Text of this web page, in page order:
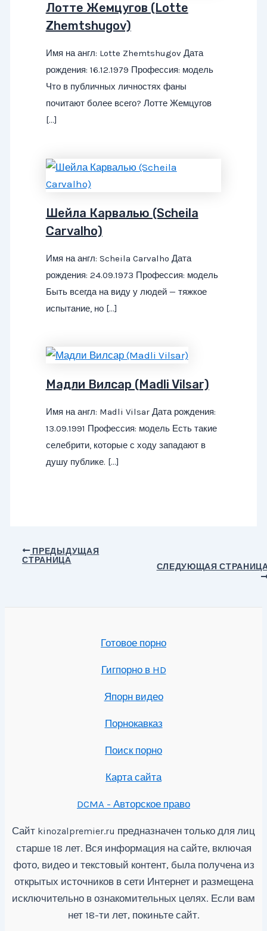
Лотте Жемцугов (Lotte
Zhemtshugov)
Имя на англ: Lotte Zhemtshugov Дата
рождения: 16.12.1979 Профессия: модель
Что в публичных личностях фаны
почитают более всего? Лотте Жемцугов
[…]
Шейла Карвалью (Scheila
Carvalho)
Имя на англ: Scheila Carvalho Дата
рождения: 24.09.1973 Профессия: модель
Быть всегда на виду у людей — тяжкое
испытание, но […]
Мадли Вилсар (Madli Vilsar)
Имя на англ: Madli Vilsar Дата рождения:
13.09.1991 Профессия: модель Есть такие
селебрити, которые с ходу западают в
душу публике. […]
Навигация
ПРЕДЫДУЩАЯ
СТРАНИЦА
СЛЕДУЮЩАЯ
Готовое порно
Гигпорно в HD
Япорн видео
Порнокавказ
Поиск порно
Карта сайта
DCMA - Авторское право
Сайт kinozalpremier.ru предназначен только для лиц
старше 18 лет. Вся информация на сайте, включая
фото, видео и текстовый контент, была получена из
открытых источников в сети Интернет и размещена
исключительно в ознакомительных целях. Если вам
нет 18-ти лет, покиньте сайт.